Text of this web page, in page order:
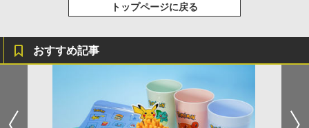
トップページに戻る
おすすめ記事